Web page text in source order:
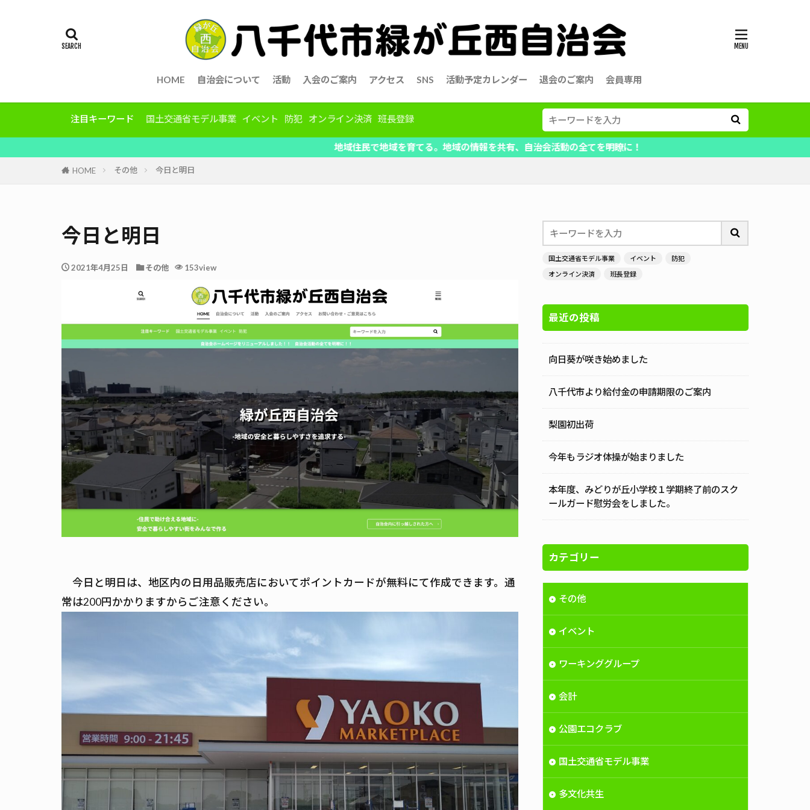
HOME 自治会について 活動 入会のご案内 アクセス SNS 活動予定カレンダー 退会のご案内 会員専用
注目キーワード 国土交通省モデル事業 イベント 防犯 オンライン決済 班長登録
地域住民で地域を育てる。地域の情報を共有、自治会活動の全てを明瞭に！
HOME その他 今日と明日
今日と明日
2021年4月25日 その他 153view
今日と明日は、地区内の日用品販売店においてポイントカードが無料にて作成できます。通
常は200円かかりますからご注意ください。
国土交通省モデル事業 イベント
防犯
オンライン決済
班長登録
最近の投稿
向日葵が咲き始めました
八千代市より給付金の申請期限のご案内
梨園初出荷
今年もラジオ体操が始まりました
本年度、みどりが丘小学校１学期終了前のスク
ールガード慰労会をしました。
カテゴリー
その他
イベント
ワーキンググループ
会計
公園エコクラブ
国土交通省モデル事業
多文化共生